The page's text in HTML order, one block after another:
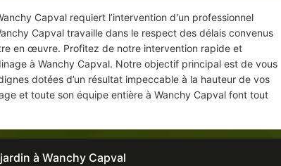
Capval requiert l’intervention d'un professionnel
Capval travaille dans le respect des délais convenus
en œuvre. Profitez de notre intervention rapide et
à Wanchy Capval. Notre objectif principal est de vous
dotées d’un résultat impeccable à la hauteur de vos
et toute son équipe entière à Wanchy Capval font tout
à Wanchy Capval